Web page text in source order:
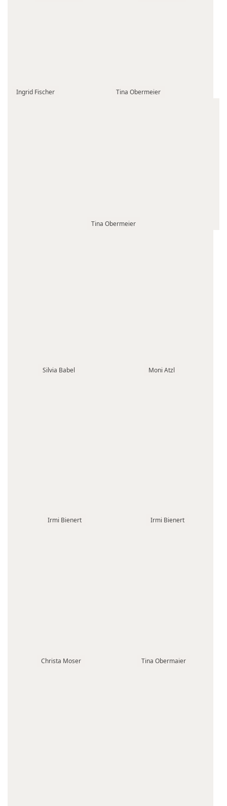
Ingrid Fischer Tina Obermeier
Tina Obermeier
Silvia Babel Moni Atzl
Irmi Bienert Irmi Bienert
Christa Moser Tina Obermaier